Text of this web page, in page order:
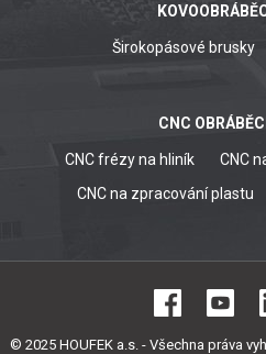
Širokopásové brusky
CNC
CNC frézy na hliník
CNC
CNC na zpracování plastu
© 2025 HOUFEK a.s. - Všechna práva